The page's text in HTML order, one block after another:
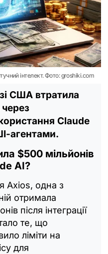
інтелект. Фото: groshiki.com
США втратила
через
Claude
агентами.
$500 мільйонів
AI?
Axios, одна з
отримала
після інтеграції
те, що
ліміти на
для